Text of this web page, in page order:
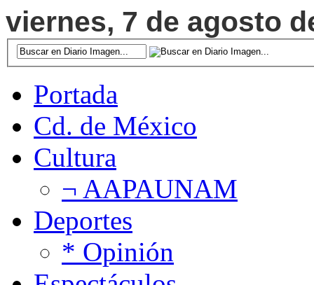
viernes, 7 de agosto
Portada
Cd. de México
Cultura
¬ AAPAUNAM
Deportes
* Opinión